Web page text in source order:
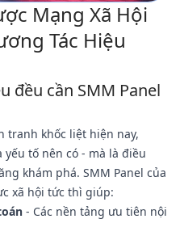
Mạng Xã Hội
Tác Hiệu
đều cần SMM Panel
tranh khốc liệt hiện nay,
tố nên có - mà là điều
khám phá. SMM Panel của
xã hội tức thì giúp:
- Các nền tảng ưu tiên nội